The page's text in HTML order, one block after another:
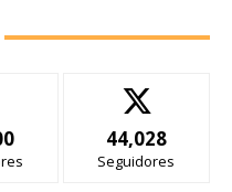
44,028
Seguidores